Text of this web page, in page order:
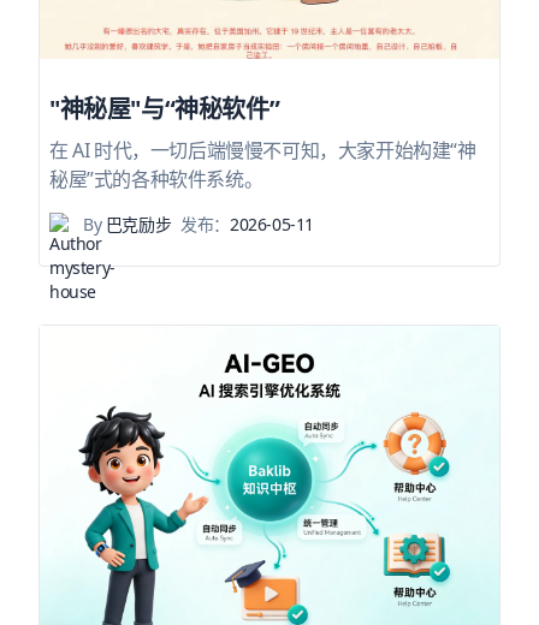
"神秘屋"与“神秘软件”
在 AI 时代，一切后端慢慢不可知，大家开始构建“神
秘屋”式的各种软件系统。
By巴克励步 发布：2026-05-11